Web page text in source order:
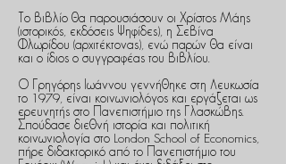
Το βιβλίο θα παρουσιάσουν οι Χρίστος Μάης
(ιστορικός, εκδόσεις Ψηφίδες), η Σεβίνα
Φλωρίδου (αρχιτέκτονας), ενώ παρών θα είναι
και ο ίδιος ο συγγραφέας του βιβλίου.
Ο Γρηγόρης Ιωάννου γεννήθηκε στη Λευκωσία
το 1979, είναι κοινωνιολόγος και εργάζεται ως
ερευνητής στο Πανεπιστή­μιο της Γλασκώβης.
Σπούδασε διεθνή ιστορία και πολιτική
κοινωνιολογία στο London School of Eco­nomics,
πήρε διδακτορικό από το Πανεπι­στήμιο του